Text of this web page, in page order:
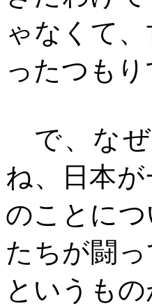
ゃなくて
ったつもり
で、なぜ
ね、日本
のことに
たちが闘
というも